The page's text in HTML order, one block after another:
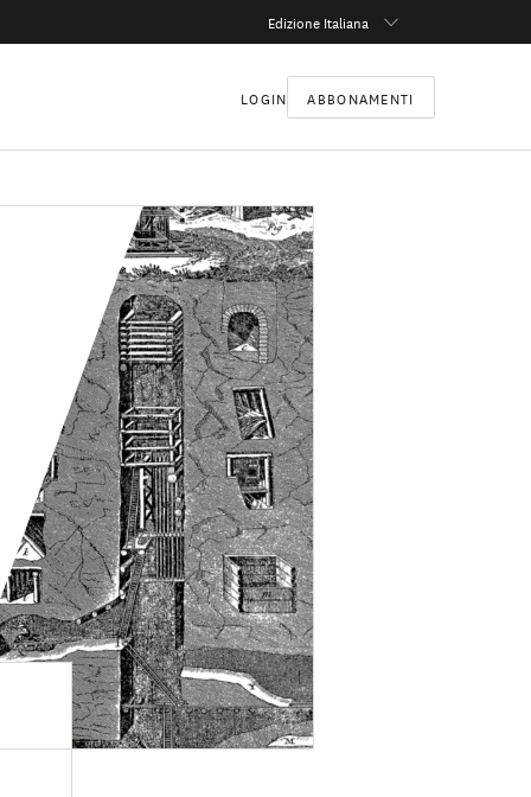
Edizione Italiana
LOGIN ABBONAMENTI